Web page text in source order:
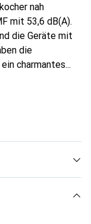
nah
mit 53,6 dB(A).
die Geräte mit
die
charmantes...